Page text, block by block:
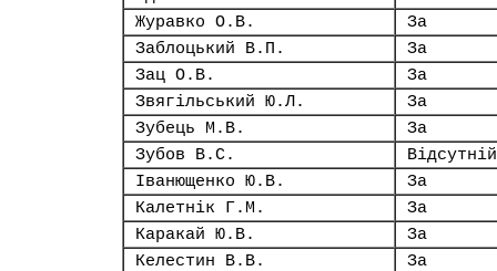
Журавко О.В.
За
Заблоцький В.П.
За
Зац О.В.
За
Звягільський Ю.Л.
За
Зубець М.В.
За
Зубов В.С.
Відсутній
Іванющенко Ю.В.
За
Калетнік Г.М.
За
Каракай Ю.В.
За
Келестин В.В.
За